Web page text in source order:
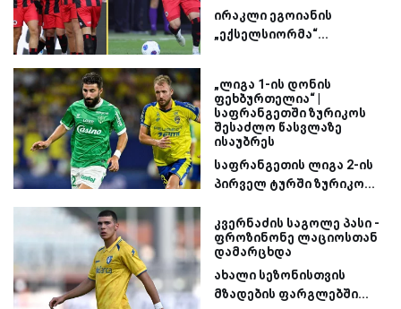
ირაკლი ეგოიანის
„ექსელსიორმა“...
„ლიგა 1-ის დონის
ფეხბურთელია“ |
საფრანგეთში ზურიკოს
შესაძლო წასვლაზე
ისაუბრეს
საფრანგეთის ლიგა 2-ის
პირველ ტურში ზურიკო...
კვერნაძის საგოლე პასი -
ფროზინონე ლაციოსთან
დამარცხდა
ახალი სეზონისთვის
მზადების ფარგლებში...